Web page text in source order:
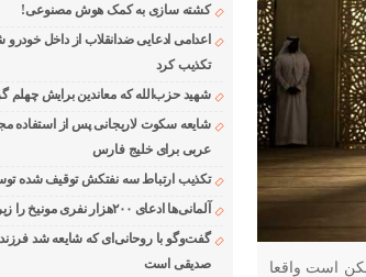
است واقعا
کشته سازی به کمک هوش مصنوعی!
اعدامی ادعایی ضدانقلاب از داخل خودرو
تکذیب کرد
شهید حزب‌الله که معاندین برایش چهلم
شایعه سکوت لاریجانی پس از استفاده
عربی برای خلیج فارس
تکذیب ارتباط سه نفتکش توقیف شده
آلمانی‌ها ادعای ۲۰۰هزار نفری مونیخ را زیر سوال بردند
گفت‌وگو با روحانی‌ای که شایعه شد
صدیقی است